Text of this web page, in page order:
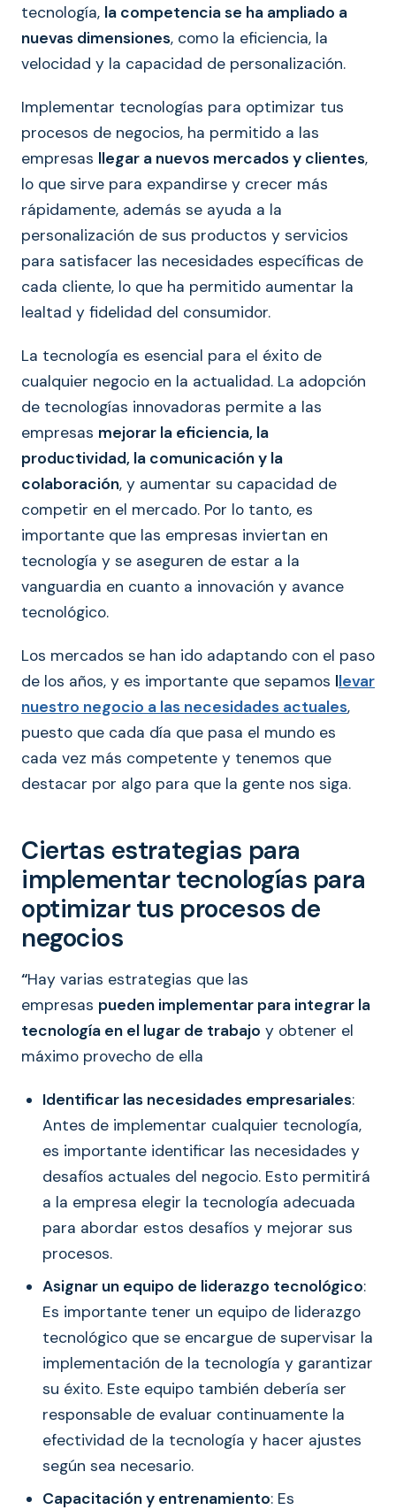
tecnología, la competencia se ha ampliado a
nuevas dimensiones, como la eficiencia, la
velocidad y la capacidad de personalización.
Implementar tecnologías para optimizar tus
procesos de negocios, ha permitido a las
empresas llegar a nuevos mercados y clientes,
lo que sirve para expandirse y crecer más
rápidamente, además se ayuda a la
personalización de sus productos y servicios
para satisfacer las necesidades específicas de
cada cliente, lo que ha permitido aumentar la
lealtad y fidelidad del consumidor.
La tecnología es esencial para el éxito de
cualquier negocio en la actualidad. La adopción
de tecnologías innovadoras permite a las
empresas mejorar la eficiencia, la
productividad, la comunicación y la
colaboración, y aumentar su capacidad de
competir en el mercado. Por lo tanto, es
importante que las empresas inviertan en
tecnología y se aseguren de estar a la
vanguardia en cuanto a innovación y avance
tecnológico.
Los mercados se han ido adaptando con el paso
de los años, y es importante que sepamos llevar
nuestro negocio a las necesidades actuales,
puesto que cada día que pasa el mundo es
cada vez más competente y tenemos que
destacar por algo para que la gente nos siga.
Ciertas estrategias para
implementar tecnologías para
optimizar tus procesos de
negocios
“Hay varias estrategias que las
empresas pueden implementar para integrar la
tecnología en el lugar de trabajo y obtener el
máximo provecho de ella
Identificar las necesidades empresariales:
Antes de implementar cualquier tecnología,
es importante identificar las necesidades y
desafíos actuales del negocio. Esto permitirá
a la empresa elegir la tecnología adecuada
para abordar estos desafíos y mejorar sus
procesos.
Asignar un equipo de liderazgo tecnológico:
Es importante tener un equipo de liderazgo
tecnológico que se encargue de supervisar la
implementación de la tecnología y garantizar
su éxito. Este equipo también debería ser
responsable de evaluar continuamente la
efectividad de la tecnología y hacer ajustes
según sea necesario.
Capacitación y entrenamiento: Es